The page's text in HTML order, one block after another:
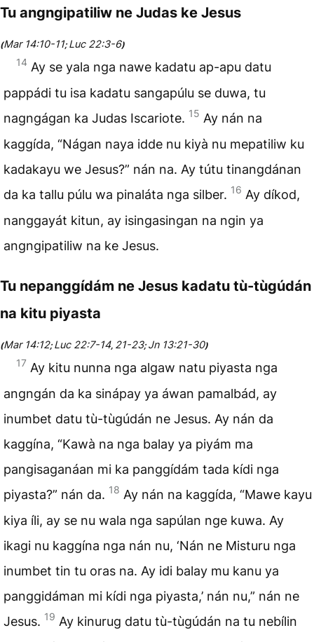
Tu angngipatiliw ne Judas ke Jesus
(Mar 14:10-11;Luc 22:3-6)
14 Ay se yala nga nawe kadatu ap-apu datu
pappádi tu isa kadatu sangapúlu se duwa, tu
nagngágan ka Judas Iscariote. 15 Ay nán na
kaggída, “Nágan naya idde nu kiyà nu mepatiliw ku
kadakayu we Jesus?” nán na. Ay tútu tinangdánan
da ka tallu púlu wa pinaláta nga silber. 16 Ay díkod,
nanggayát kitun, ay isingasingan na ngin ya
angngipatiliw na ke Jesus.
Tu nepanggídám ne Jesus kadatu tù-tùgúdán
na kitu piyasta
(Mar 14:12;Luc 22:7-14, 21-23;Jn 13:21-30)
17 Ay kitu nunna nga algaw natu piyasta nga
angngán da ka sinápay ya áwan pamalbád, ay
inumbet datu tù-tùgúdán ne Jesus. Ay nán da
kaggína, “Kawà na nga balay ya piyám ma
pangisaganáan mi ka panggídám tada kídi nga
piyasta?” nán da. 18 Ay nán na kaggída, “Mawe kayu
kiya íli, ay se nu wala nga sapúlan nge kuwa. Ay
ikagi nu kaggína nga nán nu, ‘Nán ne Misturu nga
inumbet tin tu oras na. Ay idi balay mu kanu ya
panggidáman mi kídi nga piyasta,’ nán nu,” nán ne
Jesus. 19 Ay kinurug datu tù-tùgúdán na tu nebílin